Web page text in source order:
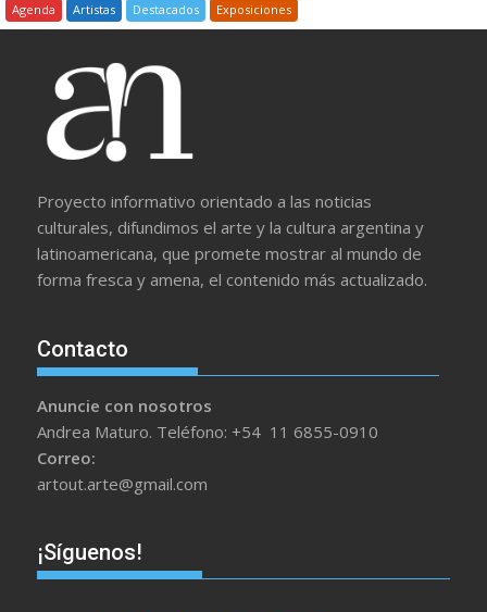
Agenda Artistas Destacados Exposiciones
Proyecto informativo orientado a las noticias
culturales, difundimos el arte y la cultura argentina y
latinoamericana, que promete mostrar al mundo de
forma fresca y amena, el contenido más actualizado.
Contacto
Anuncie con nosotros
Andrea Maturo. Teléfono: +54 11 6855-0910
Correo:
artout.arte@gmail.com
¡Síguenos!